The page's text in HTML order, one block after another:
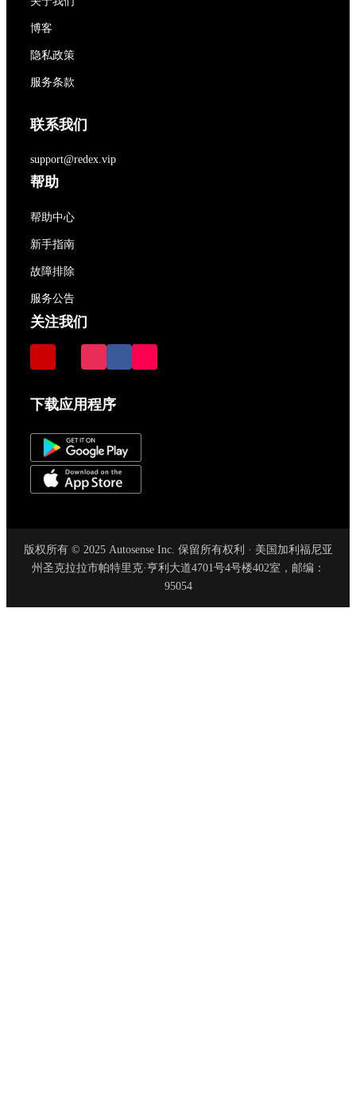
博客
隐私政策
服务条款
联系我们
support@redex.vip
帮助
帮助中心
新手指南
故障排除
服务公告
关注我们
下载应用程序
版权所有 © 2025 Autosense Inc. 保留所有权利 · 美国加利福尼亚
州圣克拉拉市帕特里克·亨利大道4701号4号楼402室，邮编：
95054